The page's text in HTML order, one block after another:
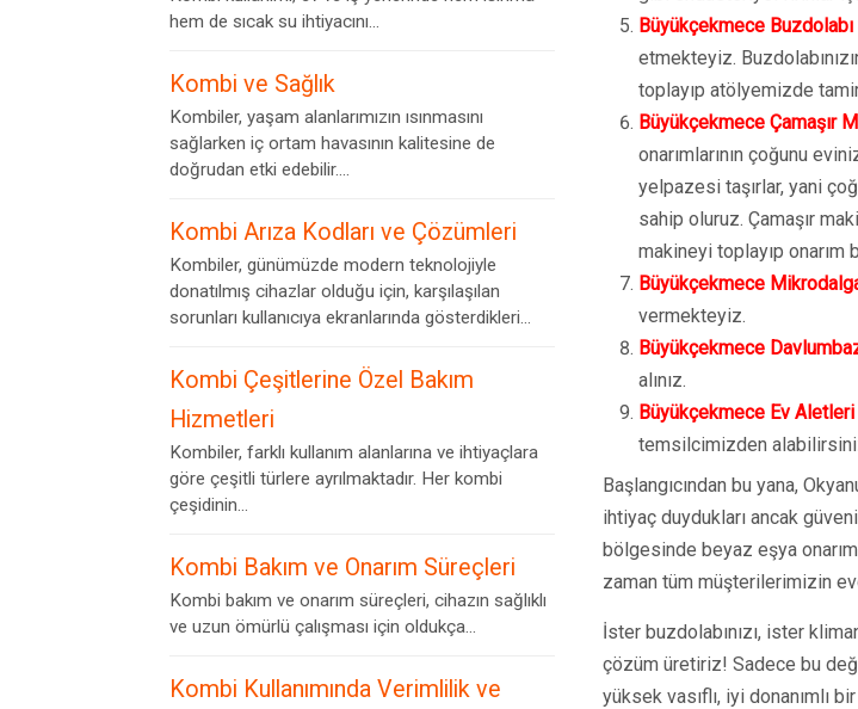
Büyükçekmece
etmekteyiz.
toplayıp atölyemizde
Büyükçekmece Çamaşır
onarımlarının çoğunu
yelpazesi taşırlar, yani
sahip oluruz. Çamaşır
makineyi toplayıp
Büyükçekmece
vermekteyiz.
Büyükçekmece
alınız.
Büyükçekmece Ev
temsilcimizden
Başlangıcından bu yana,
ihtiyaç duydukları ancak
bölgesinde beyaz eşya
zaman tüm müşterilerimizin
İster buzdolabınızı, ister
çözüm üretiriz! Sadece bu
yüksek vasıflı, iyi donanımlı
hem de sıcak su ihtiyacını...
Kombi ve Sağlık
Kombiler, yaşam alanlarımızın ısınmasını
sağlarken iç ortam havasının kalitesine de
doğrudan etki edebilir....
Kombi Arıza Kodları ve Çözümleri
Kombiler, günümüzde modern teknolojiyle
donatılmış cihazlar olduğu için, karşılaşılan
sorunları kullanıcıya ekranlarında gösterdikleri...
Kombi Çeşitlerine Özel Bakım
Hizmetleri
Kombiler, farklı kullanım alanlarına ve ihtiyaçlara
göre çeşitli türlere ayrılmaktadır. Her kombi
çeşidinin...
Kombi Bakım ve Onarım Süreçleri
Kombi bakım ve onarım süreçleri, cihazın sağlıklı
ve uzun ömürlü çalışması için oldukça...
Kombi Kullanımında Verimlilik ve